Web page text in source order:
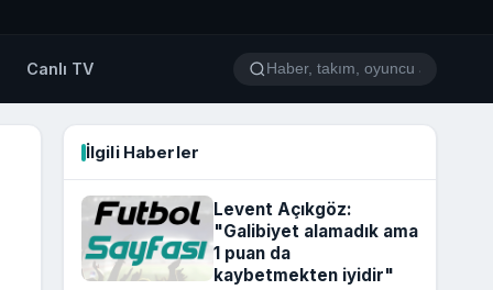
Canlı TV
İlgili Haberler
Levent Açıkgöz:
"Galibiyet alamadık ama
1 puan da
kaybetmekten iyidir"